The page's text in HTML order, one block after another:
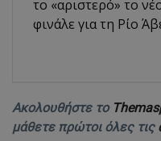
το «αριστερό» το
φινάλε για τη Ρίο
Ακολουθήστε το
μάθετε πρώτοι όλες τις